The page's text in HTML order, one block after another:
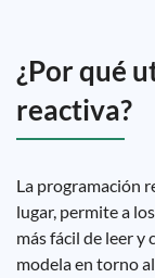
¿Por qué
reactiva?
La programación
lugar, permite a
más fácil de leer y
modela en torno